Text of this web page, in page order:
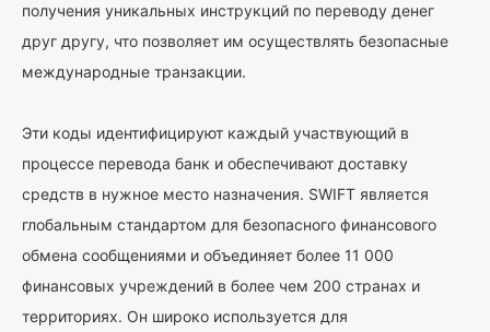
получения уникальных инструкций по переводу денег
друг другу, что позволяет им осуществлять безопасные
международные транзакции.
Эти коды идентифицируют каждый участвующий в
процессе перевода банк и обеспечивают доставку
средств в нужное место назначения. SWIFT является
глобальным стандартом для безопасного финансового
обмена сообщениями и объединяет более 11 000
финансовых учреждений в более чем 200 странах и
территориях. Он широко используется для